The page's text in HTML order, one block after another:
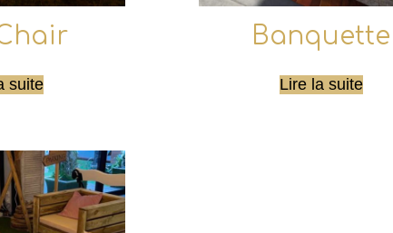
suite
Banquette
Lire la suite